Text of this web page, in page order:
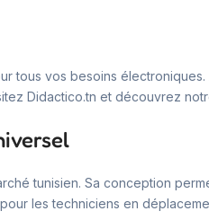
tous vos besoins
Didactico.tn et découvrez
tunisien. Sa conception
les techniciens en